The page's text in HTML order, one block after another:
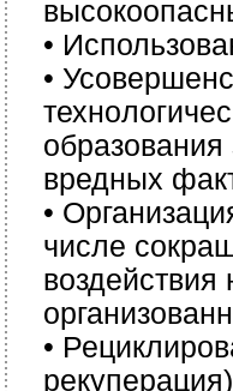
•
•
вредных
•
числе
•